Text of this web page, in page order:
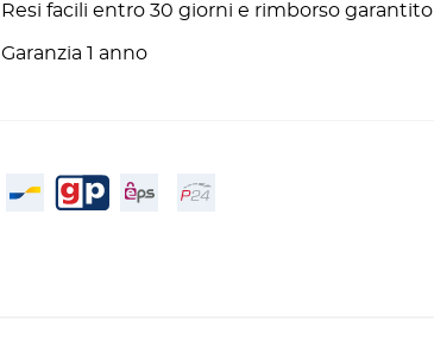
Resi facili entro 30 giorni e rimborso garantito
Garanzia 1 anno